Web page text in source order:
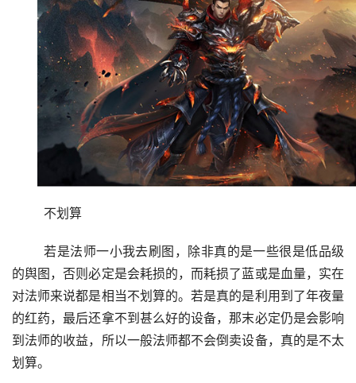
	不划算
	若是法师一小我去刷图，除非真的是一些很是低品级
的舆图，否则必定是会耗损的，而耗损了蓝或是血量，实在
对法师来说都是相当不划算的。若是真的是利用到了年夜量
的红药，最后还拿不到甚么好的设备，那末必定仍是会影响
到法师的收益，所以一般法师都不会倒卖设备，真的是不太
划算。